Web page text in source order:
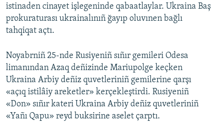
istinaden cinayet işlegeninde qabaatlaylar. Ukraina Baş
prokuraturası ukrainalınıñ ğayıp oluvınen bağlı
tahqiqat açtı.
Noyabrniñ 25-nde Rusiyeniñ sıñır gemileri Odesa
limanından Azaq deñizinde Mariupolge keçken
Ukraina Arbiy deñiz quvetleriniñ gemilerine qarşı
«açıq istilâiy areketler» kerçekleştirdi. Rusiyeniñ
«Don» sıñır kateri Ukraina Arbiy deñiz quvetleriniñ
«Yañı Qapu» reyd buksirine aselet çarptı.